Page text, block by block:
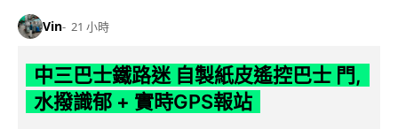
Vin 21 小時
中三巴士鐵路迷 自製紙皮遙控巴士 門,
水撥識郁 + 實時GPS報站